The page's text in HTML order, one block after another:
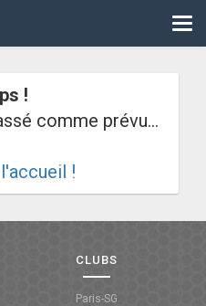
!
comme prévu...
!
CLUBS
Paris-SG